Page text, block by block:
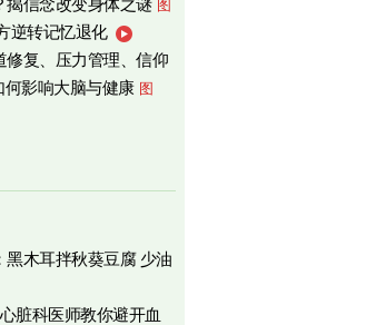
揭信念改变身体之谜 图
逆转记忆退化
修复、压力管理、信仰
何影响大脑与健康 图
木耳拌秋葵豆腐 少油
脏科医师教你避开血